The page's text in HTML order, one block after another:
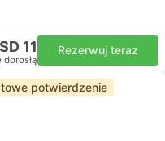
11 Rezerwuj teraz
potwierdzenie